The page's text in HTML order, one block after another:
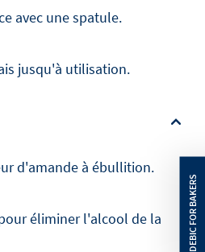
avec une spatule.
jusqu'à utilisation.
d'amande à ébullition.
éliminer l'alcool de la